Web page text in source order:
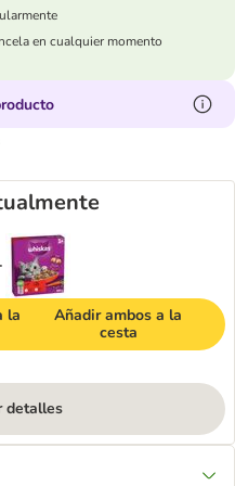
en cualquier momento
la
Añadir ambos a la
cesta
detalles